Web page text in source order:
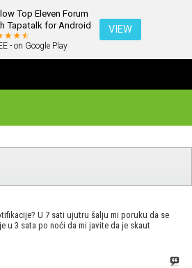
Top Eleven Forum
Tapatalk for Android
- on Google Play
VIEW
U 7 sati ujutru šalju mi poruku da se
u 3 sata po noći da mi javite da je skaut